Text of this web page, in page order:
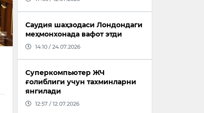
Саудия шаҳзодаси Лондондаги
меҳмонхонада вафот этди
14:10 / 24.07.2026
Суперкомпьютер ЖЧ
ғолиблиги учун тахминларни
янгилади
12:57 / 12.07.2026